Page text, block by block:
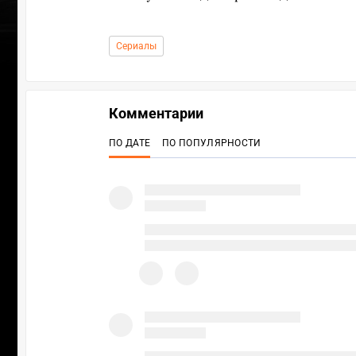
Сериалы
Комментарии
ПО ДАТЕ ПО ПОПУЛЯРНОСТИ